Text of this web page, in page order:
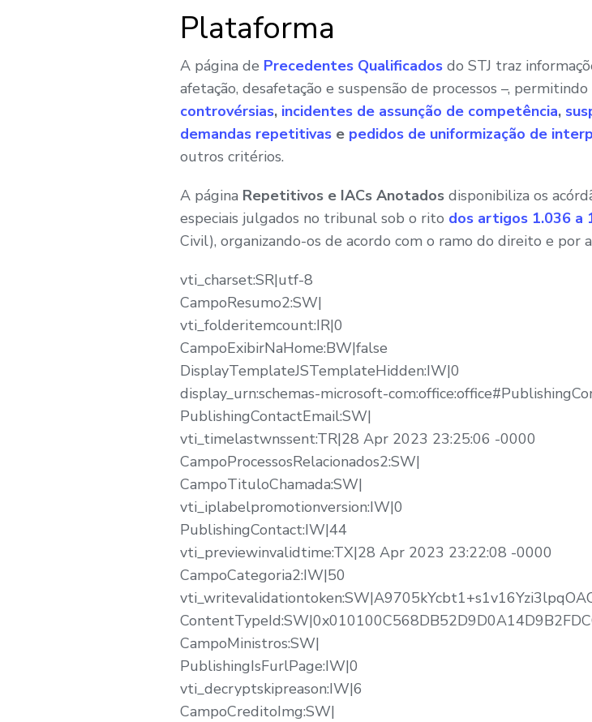
Plataforma
A página de Precedentes Qualificados do STJ traz
afetação, desafetação e suspensão de processos –,
controvérsias, incidentes de assunção de competência,
demandas repetitivas e pedidos de uniformização de
outros critérios.
A página Repetitivos e IACs Anotados disponibiliza os
especiais julgados no tribunal sob o rito dos artigos 1.036 a
Civil), organizando-os de acordo com o ramo do direito e por
vti_charset:SR|utf-8
CampoResumo2:SW|
vti_folderitemcount:IR|0
CampoExibirNaHome:BW|false
DisplayTemplateJSTemplateHidden:IW|0
display_urn:schemas-microsoft-
PublishingContactEmail:SW|
vti_timelastwnssent:TR|28 Apr 2023 23:25:06 -0000
CampoProcessosRelacionados2:SW|
CampoTituloChamada:SW|
vti_iplabelpromotionversion:IW|0
PublishingContact:IW|44
vti_previewinvalidtime:TX|28 Apr 2023 23:22:08 -0000
CampoCategoria2:IW|50
CampoMinistros:SW|
PublishingIsFurlPage:IW|0
vti_decryptskipreason:IW|6
CampoCreditoImg:SW|